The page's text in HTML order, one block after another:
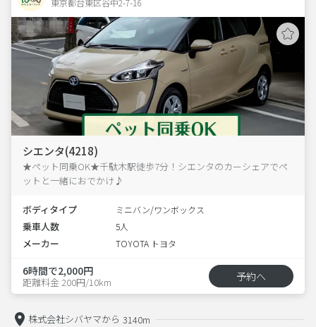
東京都台東区谷中2-7-16
シエンタ(4218)
★ペット同乗OK★千駄木駅徒歩7分！シエンタのカーシェアでペ
ットと一緒におでかけ♪
ボディタイプ ミニバン/ワンボックス
乗車人数 5人
メーカー TOYOTA トヨタ
6時間で2,000円
距離料金 200円/10km 予約へ
株式会社シバヤマから 3140m